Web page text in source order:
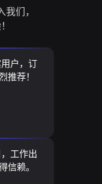
们，
户，订
推荐！
工作出
信赖。